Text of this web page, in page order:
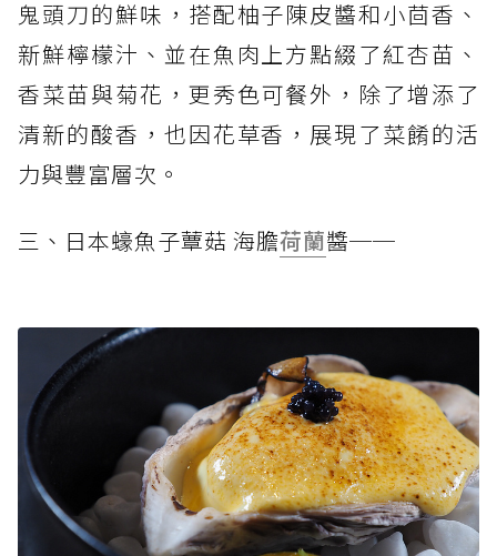
鬼頭刀的鮮味，搭配柚子陳皮醬和小茴香、
新鮮檸檬汁、並在魚肉上方點綴了紅杏苗、
香菜苗與菊花，更秀色可餐外，除了增添了
清新的酸香，也因花草香，展現了菜餚的活
力與豐富層次。
三、日本蠔魚子蕈菇 海膽荷蘭醬──